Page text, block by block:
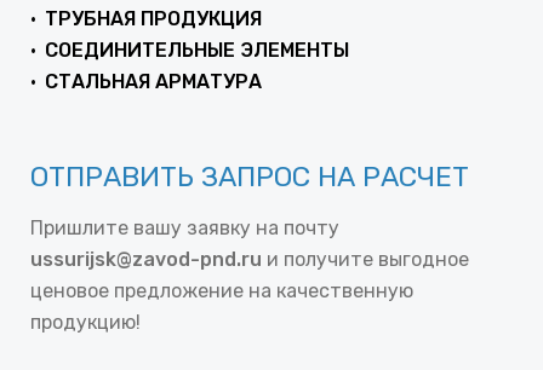
ТРУБНАЯ ПРОДУКЦИЯ
СОЕДИНИТЕЛЬНЫЕ ЭЛЕМЕНТЫ
СТАЛЬНАЯ АРМАТУРА
ОТПРАВИТЬ ЗАПРОС НА РАСЧЕТ
Пришлите вашу заявку на почту
ussurijsk@zavod-pnd.ru и получите выгодное
ценовое предложение на качественную
продукцию!